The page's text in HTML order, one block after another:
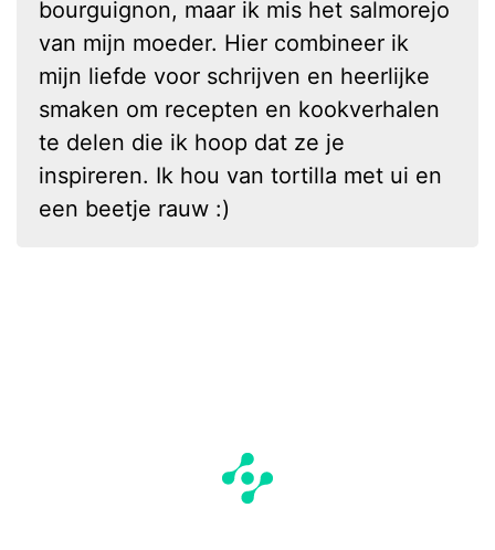
bourguignon, maar ik mis het salmorejo
van mijn moeder. Hier combineer ik
mijn liefde voor schrijven en heerlijke
smaken om recepten en kookverhalen
te delen die ik hoop dat ze je
inspireren. Ik hou van tortilla met ui en
een beetje rauw :)